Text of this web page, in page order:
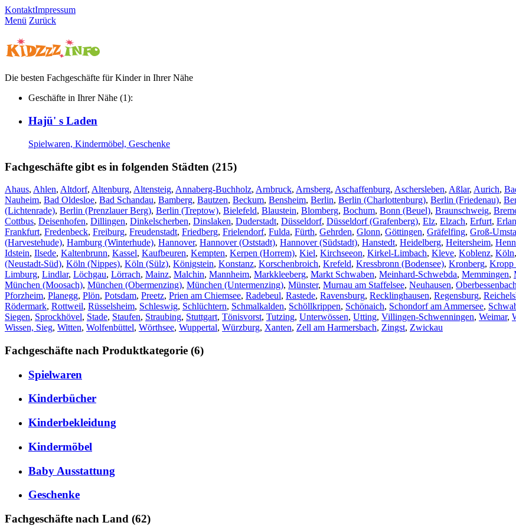
KontaktImpressum
Menü Zurück
Die besten Fachgeschäfte für Kinder in Ihrer Nähe
Geschäfte in Ihrer Nähe (1):
Hajü' s Laden
Spielwaren, Kindermöbel, Geschenke
Fachgeschäfte gibt es in folgenden Städten (215)
Ahaus, Ahlen, Altdorf, Altenburg, Altensteig, Annaberg-Buchholz, Arnbruck, Arnsberg, Aschaffenburg, Aschersleben, Aßlar, Aurich,
Nauheim, Bad Oldesloe, Bad Schandau, Bamberg, Bautzen, Beckum, Bensheim, Berlin, Berlin (Charlottenburg), Berlin (Friedenau),
(Lichtenrade), Berlin (Prenzlauer Berg), Berlin (Treptow), Bielefeld, Blaustein, Blomberg, Bochum, Bonn (Beuel), Braunschweig,
Cottbus, Deisenhofen, Dillingen, Dinkelscherben, Dinslaken, Duderstadt, Düsseldorf, Düsseldorf (Grafenberg), Elz, Elzach, Erfurt,
Frankfurt, Fredenbeck, Freiburg, Freudenstadt, Friedberg, Frielendorf, Fulda, Fürth, Gehrden, Glonn, Göttingen, Gräfelfing, Groß-
(Harvestehude), Hamburg (Winterhude), Hannover, Hannover (Oststadt), Hannover (Südstadt), Hanstedt, Heidelberg, Heitersheim,
Idstein, Ilsede, Kaltenbrunn, Kassel, Kaufbeuren, Kempten, Kerpen (Horrem), Kiel, Kirchseeon, Kirkel-Limbach, Kleve, Koblenz, Köln,
(Neustadt-Süd), Köln (Nippes), Köln (Sülz), Königstein, Konstanz, Korschenbroich, Krefeld, Kressbronn (Bodensee), Kronberg, Kropp
Limburg, Lindlar, Löchgau, Lörrach, Mainz, Malchin, Mannheim, Markkleeberg, Markt Schwaben, Meinhard-Schwebda, Memmingen,
München (Moosach), München (Obermenzing), München (Untermenzing), Münster, Murnau am Staffelsee, Neuhausen, Oberbessenbach
Pforzheim, Planegg, Plön, Potsdam, Preetz, Prien am Chiemsee, Radebeul, Rastede, Ravensburg, Recklinghausen, Regensburg,
Rödermark, Rottweil, Rüsselsheim, Schleswig, Schlüchtern, Schmalkalden, Schöllkrippen, Schönaich, Schondorf am Ammersee,
Siegen, Sprockhövel, Stade, Staufen, Straubing, Stuttgart, Tönisvorst, Tutzing, Unterwössen, Utting, Villingen-Schwenningen, Weimar,
Wissen, Sieg, Witten, Wolfenbüttel, Wörthsee, Wuppertal, Würzburg, Xanten, Zell am Harmersbach, Zingst, Zwickau
Fachgeschäfte nach Produktkategorie (6)
Spielwaren
Kinderbücher
Kinderbekleidung
Kindermöbel
Baby Ausstattung
Geschenke
Fachgeschäfte nach Land (62)